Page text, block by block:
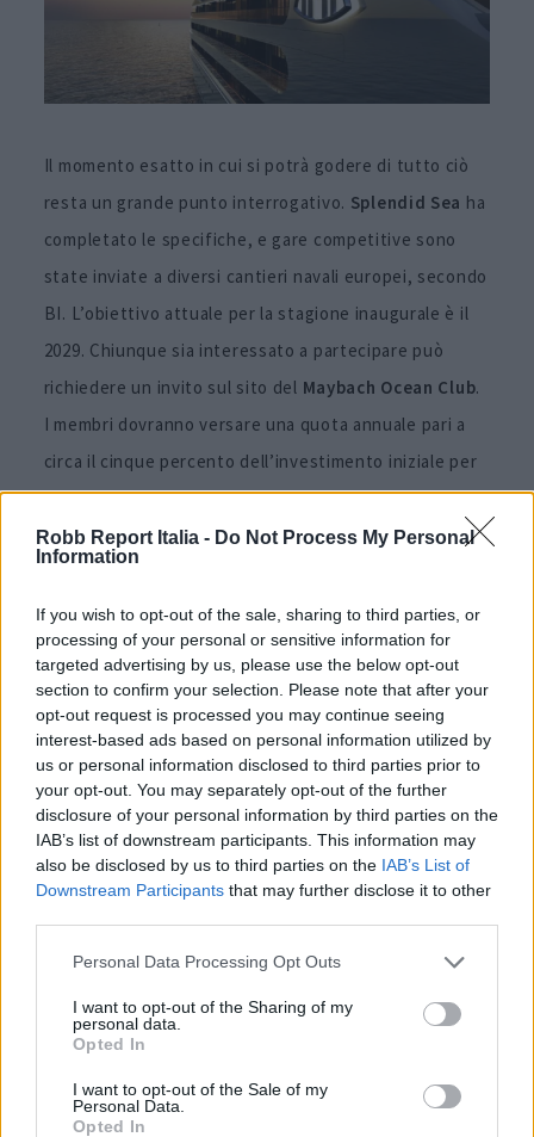
Robb Report Italia - Do Not Process My Personal
Information
If you wish to opt-out of the sale, sharing to third parties, or
processing of your personal or sensitive information for
targeted advertising by us, please use the below opt-out
section to confirm your selection. Please note that after your
opt-out request is processed you may continue seeing
interest-based ads based on personal information utilized by
us or personal information disclosed to third parties prior to
your opt-out. You may separately opt-out of the further
disclosure of your personal information by third parties on the
IAB’s list of downstream participants. This information may
also be disclosed by us to third parties on the IAB’s List of
Downstream Participants that may further disclose it to other
Personal Data Processing Opt Outs
I want to opt-out of the Sharing of my
personal data.
Opted In
I want to opt-out of the Sale of my
Personal Data.
Opted In
Il momento esatto in cui si potrà godere di tutto ciò
resta un grande punto interrogativo. Splendid Sea ha
completato le specifiche, e gare competitive sono
state inviate a diversi cantieri navali europei, secondo
BI. L’obiettivo attuale per la stagione inaugurale è il
2029. Chiunque sia interessato a partecipare può
richiedere un invito sul sito del Maybach Ocean Club.
I membri dovranno versare una quota annuale pari a
circa il cinque percento dell’investimento iniziale per
coprire gestione dell’equipaggio, carburante, tasse
portuali, assicurazione e manutenzione ordinaria.
Articolo di Robbreport.com
Per altri contenuti iscriviti alla newsletter di Robb
Report ISCRIVITI
Share